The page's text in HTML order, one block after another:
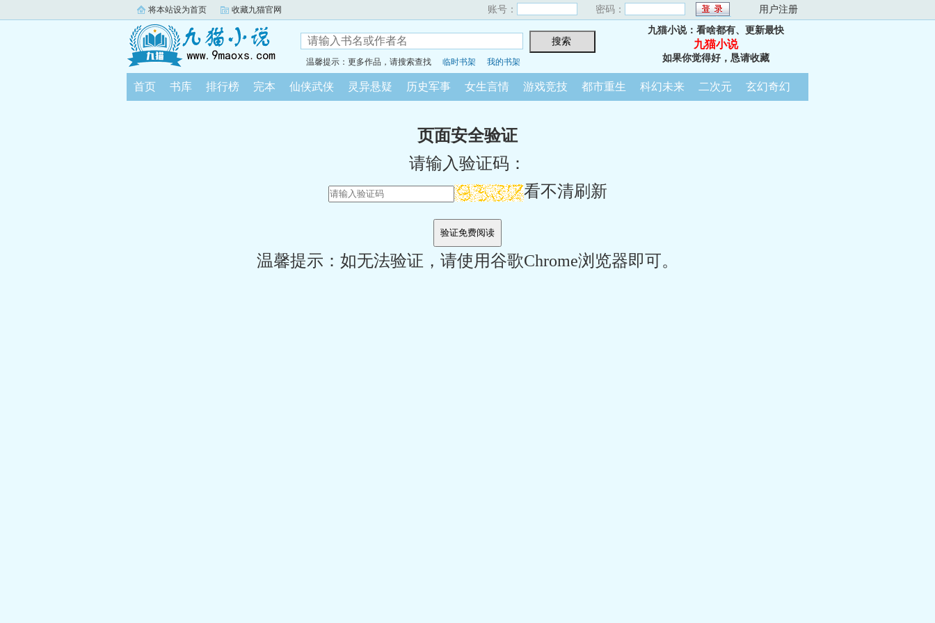
将本站设为首页 收藏九猫官网 账号： 密码： 用户注册
温馨提示：更多作品，请搜索查找 临时书架 我的书架
九猫小说：看啥都有、更新最快
九猫小说
如果你觉得好，恳请收藏
首页 书库 排行榜 完本 仙侠武侠 灵异悬疑 历史军事 女生言情 游戏竞技 都市重生 科幻未来 二次元 玄幻奇幻
页面安全验证
请输入验证码：
看不清刷新
温馨提示：如无法验证，请使用谷歌Chrome浏览器即可。